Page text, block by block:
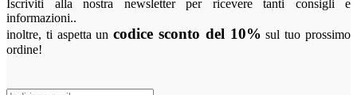
Iscriviti alla nostra newsletter per ricevere tanti consigli e
informazioni..
inoltre, ti aspetta uncodice sconto del 10% sul tuo prossimo
ordine!